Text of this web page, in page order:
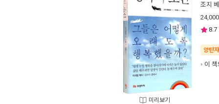
미리보기
조지
24,000
8.7
양탄
이